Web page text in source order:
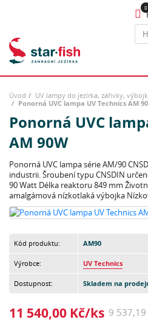
Úvod
UV lampy do jezírka, zářivky,
Ponorná UVC lampa UV Technics AM
Ponorná UVC
AM 90W
Ponorná UVC lampa série AM/90
industrii. Šroubení typu CNSDIN
90 Watt Délka reaktoru 849 mm
amalgámová nízkotlaká výbojka
Kód produktu: AM90
Výrobce: UV Technics
Dostupnost: Skladem na
11 540,00 Kč/ks 9 537,19